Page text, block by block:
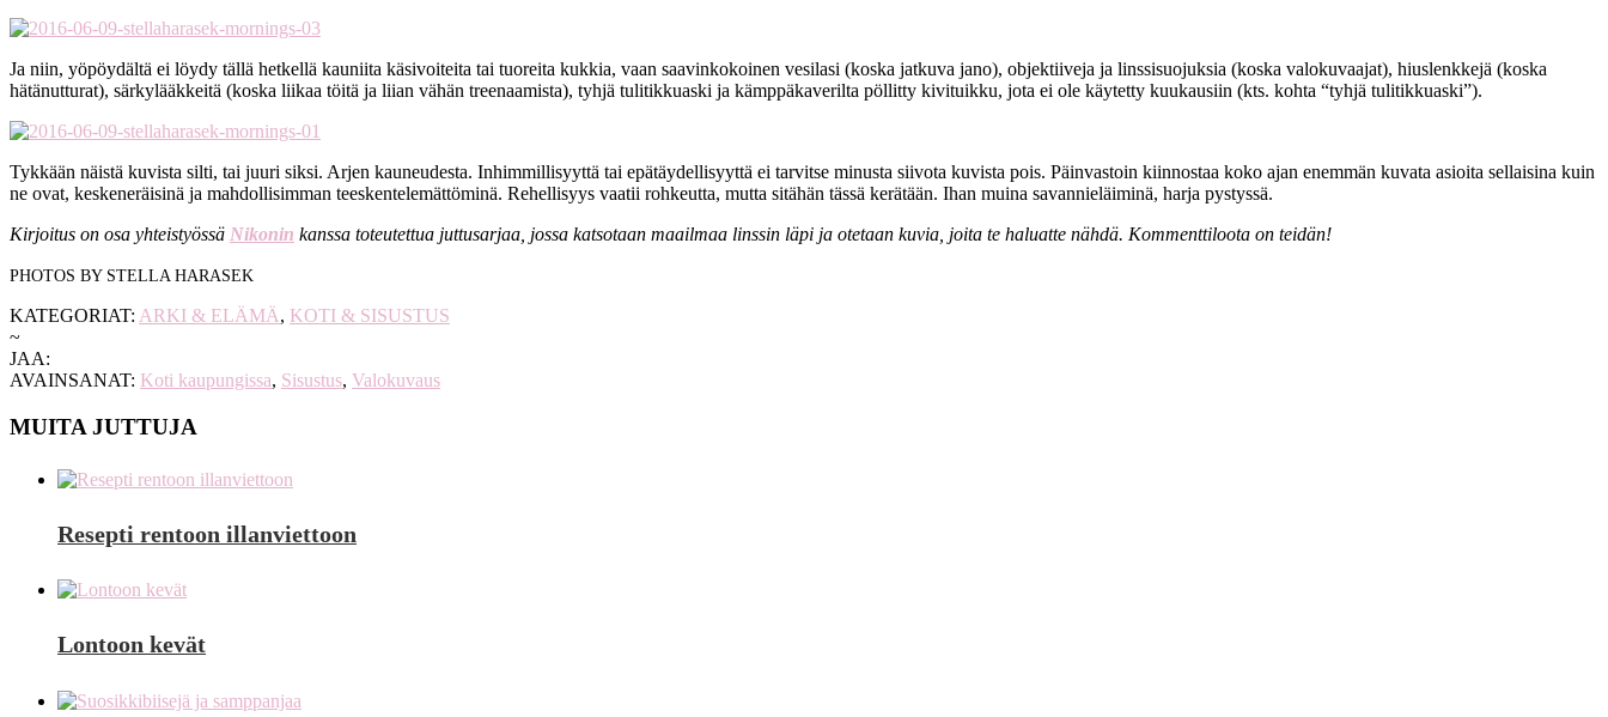
Ja niin, yöpöydältä ei löydy tällä hetkellä kauniita käsivoiteita tai tuoreita kukkia, vaan saavinkokoinen vesilasi (koska jatkuva jano), objektiiveja ja linssisuojuksia (koska valokuvaajat), hiuslenkkejä (koska
hätänutturat), särkylääkkeitä (koska liikaa töitä ja liian vähän treenaamista), tyhjä tulitikkuaski ja kämppäkaverilta pöllitty kivituikku, jota ei ole käytetty kuukausiin (kts. kohta “tyhjä tulitikkuaski”).
Tykkään näistä kuvista silti, tai juuri siksi. Arjen kauneudesta. Inhimmillisyyttä tai epätäydellisyyttä ei tarvitse minusta siivota kuvista pois. Päinvastoin kiinnostaa koko ajan enemmän kuvata asioita sellaisina kuin
ne ovat, keskeneräisinä ja mahdollisimman teeskentelemättöminä. Rehellisyys vaatii rohkeutta, mutta sitähän tässä kerätään. Ihan muina savannieläiminä, harja pystyssä.
Kirjoitus on osa yhteistyössä Nikonin kanssa toteutettua juttusarjaa, jossa katsotaan maailmaa linssin läpi ja otetaan kuvia, joita te haluatte nähdä. Kommenttiloota on teidän!
PHOTOS BY STELLA HARASEK
KATEGORIAT: ARKI & ELÄMÄ, KOTI & SISUSTUS
~
JAA:
AVAINSANAT: Koti kaupungissa, Sisustus, Valokuvaus
MUITA JUTTUJA
Resepti rentoon illanviettoon
Lontoon kevät